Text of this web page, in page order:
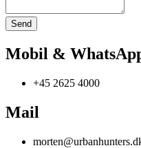
Send
Mobil &
+45 2625 4000
Mail